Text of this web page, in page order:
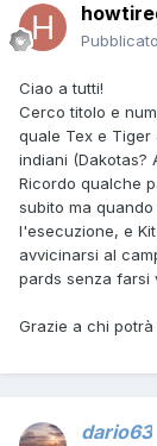
Pubblicato
Ciao a tutti!
Cerco titolo e
quale Tex e
indiani (Dakotas?
Ricordo qualche
subito ma
l'esecuzione, e
avvicinarsi al
pards senza farsi
Grazie a chi potrà
dario63